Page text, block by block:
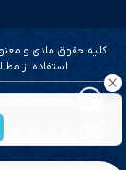
کلیه حقوق مادی و
استفاده از
طراحی سایت
بهینه سازی و